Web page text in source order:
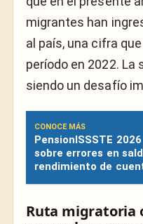
migrantes han
al país, una cifra
período en 2022.
siendo un desafío
CONOCE MÁS
PensionISSSTE
sobre errores en
rendimiento de
Ruta migratoria